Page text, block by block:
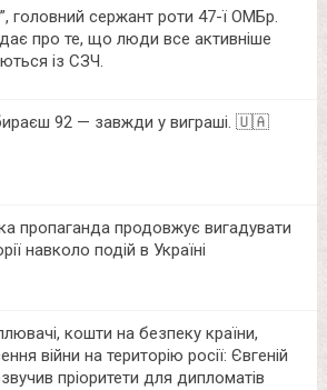
головний сержант роти 47-ї ОМБр.
про те, що люди все активніше
із СЗЧ.
92 — завжди у виграші. 🇺🇦
пропаганда продовжує вигадувати
навколо подій в Україні
кошти на безпеку країни,
війни на територію росії: Євгеній
пріоритети для дипломатів